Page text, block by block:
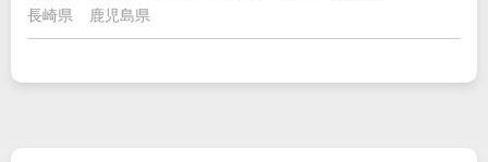
長崎県
鹿児島県